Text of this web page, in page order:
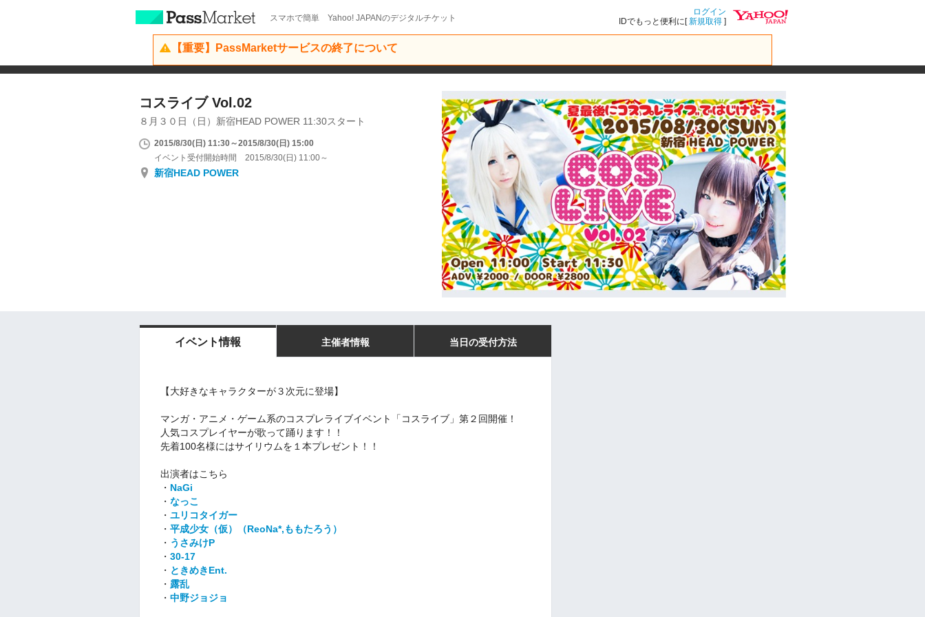
スマホで簡単 Yahoo! JAPANのデジタルチケット
ログイン
IDでもっと便利に[新規取得 ]
【重要】PassMarketサービスの終了について
コスライブ Vol.02
８月３０日（日）新宿HEAD POWER 11:30スタート
2015/8/30(日) 11:30～2015/8/30(日) 15:00
イベント受付開始時間 2015/8/30(日) 11:00～
新宿HEAD POWER
イベント情報 主催者情報 当日の受付方法
【大好きなキャラクターが３次元に登場】
マンガ・アニメ・ゲーム系のコスプレライブイベント「コスライブ」第２回開催！
人気コスプレイヤーが歌って踊ります！！
先着100名様にはサイリウムを１本プレゼント！！
出演者はこちら
・ NaGi
・ なっこ
・ ユリコタイガー
・ 平成少女（仮）（ReoNa*,ももたろう）
・ うさみけP
・ 30-17
・ ときめきEnt.
・ 露乱
・ 中野ジョジョ